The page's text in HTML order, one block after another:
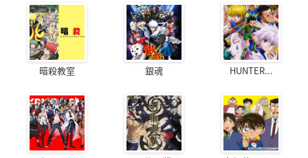
暗殺教室 銀魂 HUNTER...